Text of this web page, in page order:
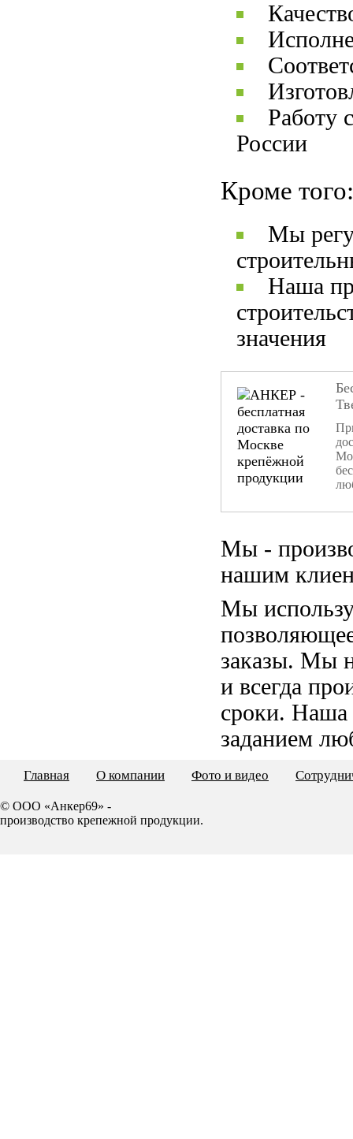
Работу
России
Кроме того:
Мы
Наша
значения
Мы -
нашим
Мы
заказы. Мы
и всегда
сроки. Наша
заданием
Главная О компании Фото и видео
© ООО «Анкер69» -
производство крепежной продукции.